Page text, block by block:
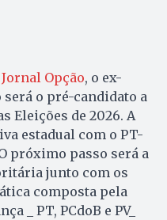
Opção, o ex-
será o pré-candidato a
Eleições de 2026. A
estadual com o PT-
próximo passo será a
junto com os
composta pela
_ PT, PCdoB e PV_